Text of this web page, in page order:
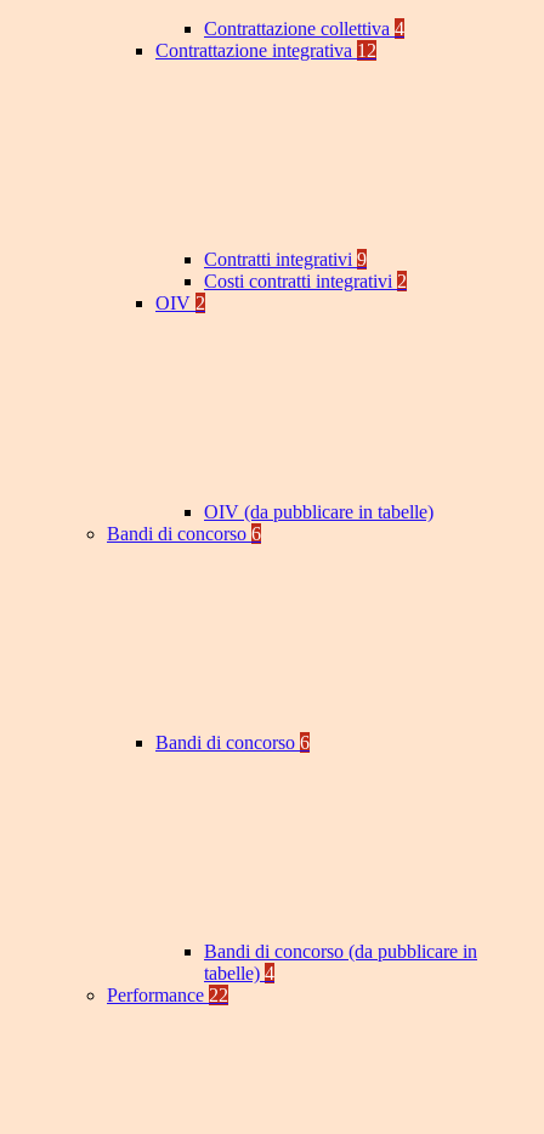
Contrattazione collettiva 4
Contrattazione integrativa 12
Contratti integrativi 9
Costi contratti integrativi 2
OIV 2
OIV (da pubblicare in tabelle)
Bandi di concorso 6
Bandi di concorso 6
Bandi di concorso (da pubblicare in
tabelle) 4
Performance 22